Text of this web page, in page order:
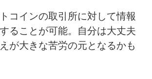
コインの取引所に対して情報
ることが可能。 自分は大丈夫
が大きな苦労の元となるかも